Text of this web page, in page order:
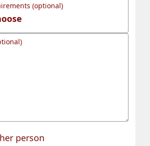
(optional)
eine Person angelegt.
person